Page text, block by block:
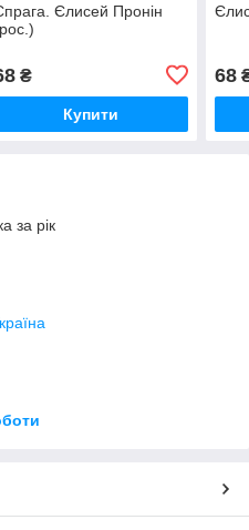
Єлисей Пронін
₴
Купити
68
за рік